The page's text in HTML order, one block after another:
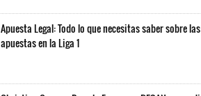
Apuesta Legal: Todo lo que necesitas saber sobre las
apuestas en la Liga 1